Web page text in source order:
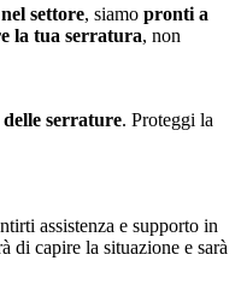
settore, siamo pronti a
la tua serratura, non
delle serrature. Proteggi la
assistenza e supporto in
di capire la situazione e sarà